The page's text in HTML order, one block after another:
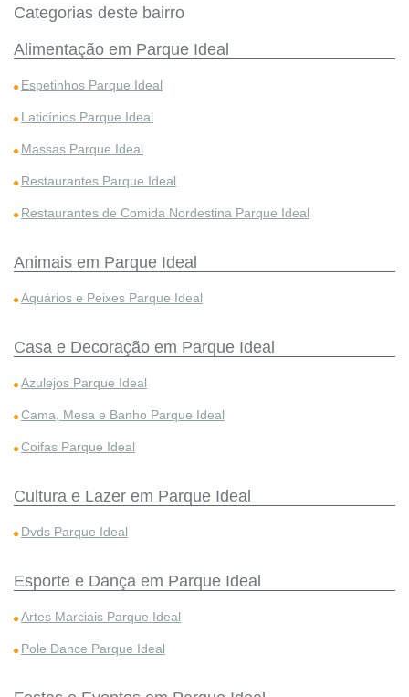
Categorias deste bairro
Alimentação em Parque Ideal
Espetinhos Parque Ideal
Laticínios Parque Ideal
Massas Parque Ideal
Restaurantes Parque Ideal
Restaurantes de Comida Nordestina Parque Ideal
Animais em Parque Ideal
Aquários e Peixes Parque Ideal
Casa e Decoração em Parque Ideal
Azulejos Parque Ideal
Cama, Mesa e Banho Parque Ideal
Coifas Parque Ideal
Cultura e Lazer em Parque Ideal
Dvds Parque Ideal
Esporte e Dança em Parque Ideal
Artes Marciais Parque Ideal
Pole Dance Parque Ideal